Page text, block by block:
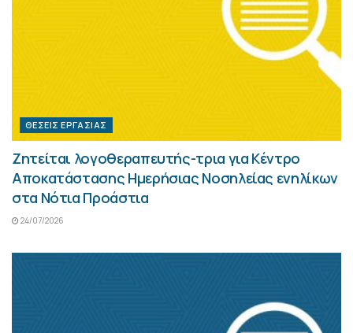
ΘΈΣΕΙΣ ΕΡΓΑΣΊΑΣ
Ζητείται λογοθεραπευτής-τρια για Κέντρο
Αποκατάστασης Ημερήσιας Νοσηλείας ενηλίκων
στα Νότια Προάστια
24/07/2026